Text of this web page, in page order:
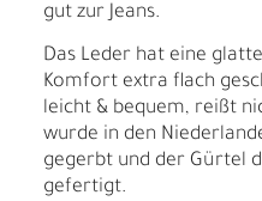
gut zur Jeans.
Das Leder hat eine
Komfort extra flach
leicht & bequem, reißt
wurde in den
gegerbt und der Gürtel
gefertigt.